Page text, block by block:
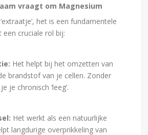
vraagt om Magnesium
het is een fundamentele
cruciale rol bij:
Het helpt bij het omzetten van
brandstof van je cellen. Zonder
je chronisch ‘leeg’.
Het werkt als een natuurlijke
langdurige overprikkeling van